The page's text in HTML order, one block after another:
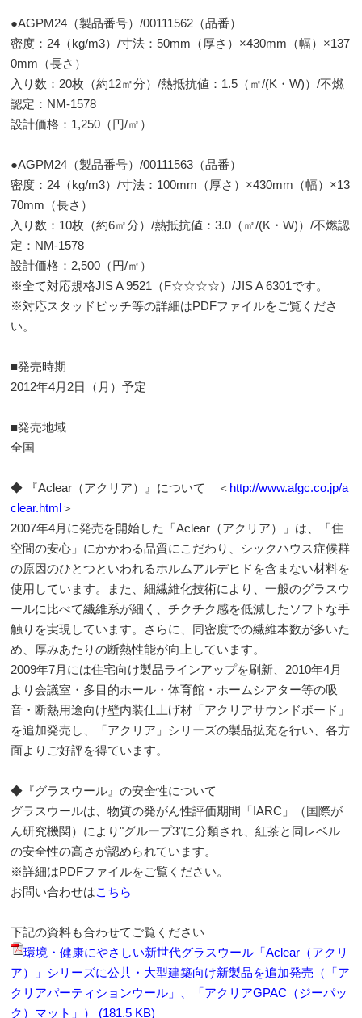
●AGPM24（製品番号）/00111562（品番）
密度：24（kg/m3）/寸法：50mm（厚さ）×430mm（幅）×137
0mm（長さ）
入り数：20枚（約12㎡分）/熱抵抗値：1.5（㎡/(K・W)）/不燃
認定：NM-1578
設計価格：1,250（円/㎡）
●AGPM24（製品番号）/00111563（品番）
密度：24（kg/m3）/寸法：100mm（厚さ）×430mm（幅）×13
70mm（長さ）
入り数：10枚（約6㎡分）/熱抵抗値：3.0（㎡/(K・W)）/不燃認
定：NM-1578
設計価格：2,500（円/㎡）
※全て対応規格JIS A 9521（F☆☆☆☆）/JIS A 6301です。
※対応スタッドピッチ等の詳細はPDFファイルをご覧くださ
い。
■発売時期
2012年4月2日（月）予定
■発売地域
全国
◆ 『Aclear（アクリア）』について ＜ http://www.afgc.co.jp/a
clear.html＞
2007年4月に発売を開始した「Aclear（アクリア）」は、「住
空間の安心」にかかわる品質にこだわり、シックハウス症候群
の原因のひとつといわれるホルムアルデヒドを含まない材料を
使用しています。また、細繊維化技術により、一般のグラスウ
ールに比べて繊維系が細く、チクチク感を低減したソフトな手
触りを実現しています。さらに、同密度での繊維本数が多いた
め、厚みあたりの断熱性能が向上しています。
2009年7月には住宅向け製品ラインアップを刷新、2010年4月
より会議室・多目的ホール・体育館・ホームシアター等の吸
音・断熱用途向け壁内装仕上げ材「アクリアサウンドボード」
を追加発売し、「アクリア」シリーズの製品拡充を行い、各方
面よりご好評を得ています。
◆『グラスウール』の安全性について
グラスウールは、物質の発がん性評価期間「IARC」（国際が
ん研究機関）により"グループ3"に分類され、紅茶と同レベル
の安全性の高さが認められています。
※詳細はPDFファイルをご覧ください。
お問い合わせはこちら
下記の資料も合わせてご覧ください
環境・健康にやさしい新世代グラスウール「Aclear（アクリ
ア）」シリーズに公共・大型建築向け新製品を追加発売（「ア
クリアパーティションウール」、「アクリアGPAC（ジーパッ
ク）マット」） (181.5 KB)